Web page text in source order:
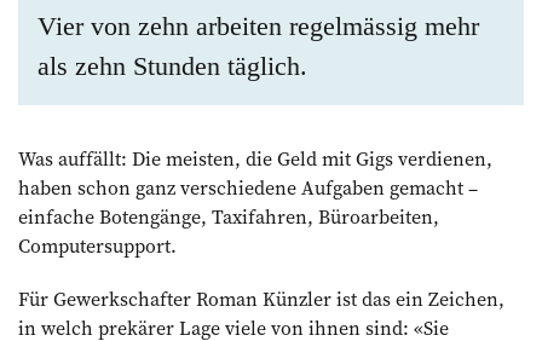
Vier von zehn arbeiten regelmässig mehr
als zehn Stunden täglich.
Was auffällt: Die meisten, die Geld mit Gigs verdienen,
haben schon ganz verschiedene Aufgaben gemacht –
einfache Botengänge, Taxifahren, Büroarbeiten,
Computersupport.
Für Gewerkschafter Roman Künzler ist das ein Zeichen,
in welch prekärer Lage viele von ihnen sind: «Sie